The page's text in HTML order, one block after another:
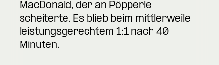
MacDonald, der an Pöpperle
scheiterte. Es blieb beim mittlerweile
leistungsgerechtem 1:1 nach 40
Minuten.